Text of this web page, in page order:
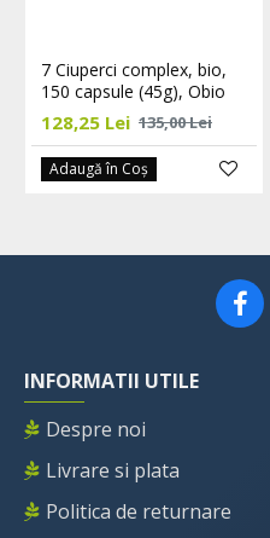
7 Ciuperci complex, bio,
150 capsule (45g), Obio
128,25 Lei 135,00 Lei
Adaugă în Coş
INFORMATII UTILE
Despre noi
Livrare si plata
Politica de returnare